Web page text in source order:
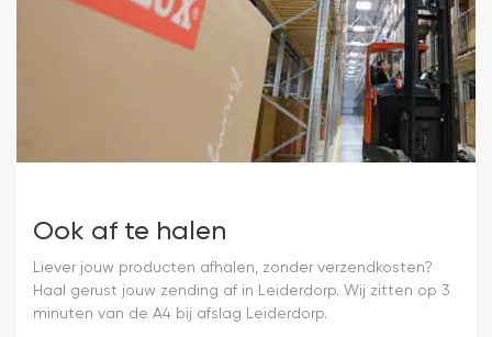
Ook af te halen
Liever jouw producten afhalen, zonder verzendkosten?
Haal gerust jouw zending af in Leiderdorp. Wij zitten op 3
minuten van de A4 bij afslag Leiderdorp.